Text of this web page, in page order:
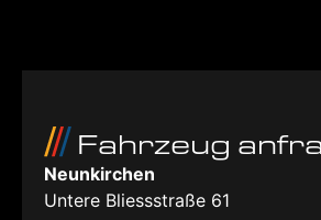
Fahrzeug
Neunkirchen
Untere Bliessstraße 61